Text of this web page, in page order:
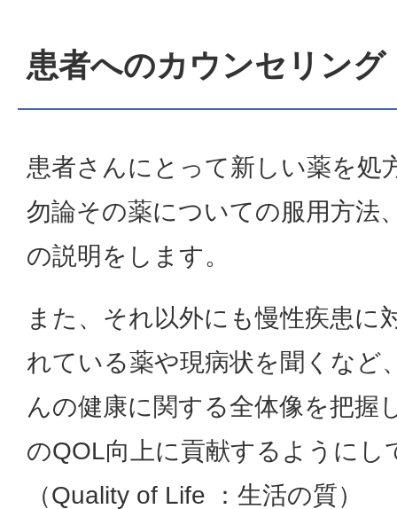
患者へのカウンセリング
患者さんにとって新しい薬を処
勿論その薬についての服用方法
の説明をします。
また、それ以外にも慢性疾患に
れている薬や現病状を聞くなど
んの健康に関する全体像を把握
のQOL向上に貢献するようにし
（Quality of Life ：生活の質）